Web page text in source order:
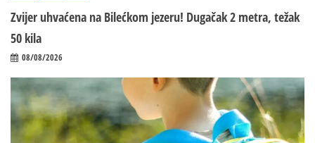
Zvijer uhvaćena na Bilećkom jezeru! Dugačak 2 metra, težak
50 kila
08/08/2026